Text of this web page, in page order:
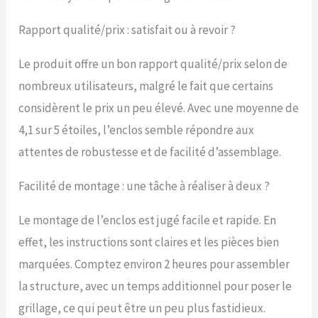
POULAILLER CHENIL AVEC
couvert d'une bâche en
Oxford haute densité
imperméable & anti-UV
fournie avec cordons de
maintien à la structure).
Vos animaux seront
de la pluie, mais
l'été. PORTE
d'un accès facile avec la
porte en acier galvanisé
sécurité. Nourrir vos
amis à plumes et
Rapport qualité/prix : satisfait ou à revoir ?
Le produit offre un bon rapport qualité/prix selon de
nombreux utilisateurs, malgré le fait que certains
considèrent le prix un peu élevé. Avec une moyenne de
4,1 sur 5 étoiles, l’enclos semble répondre aux
attentes de robustesse et de facilité d’assemblage.
Facilité de montage : une tâche à réaliser à deux ?
Le montage de l’enclos est jugé facile et rapide. En
effet, les instructions sont claires et les pièces bien
marquées. Comptez environ 2 heures pour assembler
la structure, avec un temps additionnel pour poser le
grillage, ce qui peut être un peu plus fastidieux.